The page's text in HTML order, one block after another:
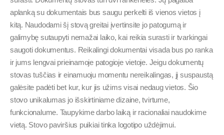
aplanką su dokumentais bus saugu perkelti iš vienos vietos į
kitą. Naudodami šį stovą greitai įvertinsite jo patogumą ir
galimybę sutaupyti nemažai laiko, kai reikia surasti ir tvarkingai
saugoti dokumentus. Reikalingi dokumentai visada bus po ranka
ir jums lengvai prieinamoje patogioje vietoje. Jeigu dokumentų
stovas tuščias ir einamuoju momentu nereikalingas, jį suspaustą
galėsite padėti bet kur, kur jis užims visai nedaug vietos. Šio
stovo unikalumas jo išskirtiniame dizaine, tvirtume,
funkcionalume. Taupykime darbo laiką ir racionaliai naudokime
vietą. Stovo paviršius puikiai tinka logotipo uždėjimui.